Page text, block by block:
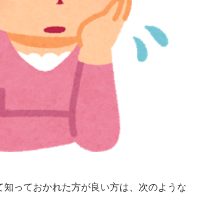
っておかれた方が良い方は、次のような